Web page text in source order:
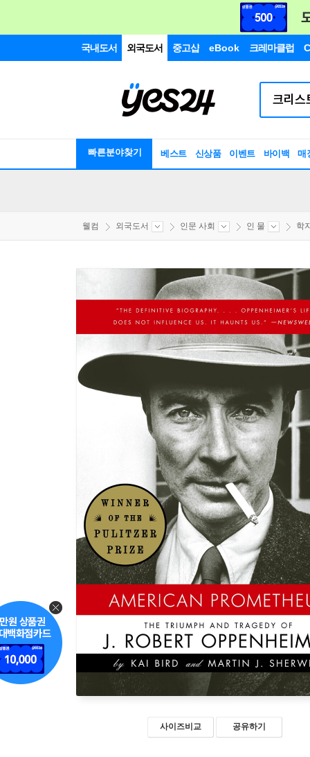
국내도서 외국도서 중고샵 eBook 크레마클럽
빠른분야찾기 베스트 신상품 이벤트 바이백 매
웰컴 외국도서 인문 사회 인 물 학
사이즈비교 공유하기